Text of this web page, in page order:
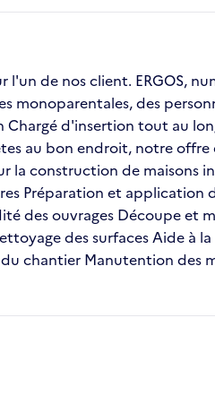
de nos client. ERGOS,
monoparentales, des
d'insertion tout au
au bon endroit, notre
la construction de maisons
Préparation et
des ouvrages Découpe et
des surfaces Aide à
chantier Manutention des